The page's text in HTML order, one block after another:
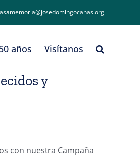
años Visítanos
y
con nuestra Campaña